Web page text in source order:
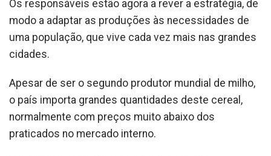
Os responsáveis estão agora a rever a estratégia, de
modo a adaptar as produções às necessidades de
uma população, que vive cada vez mais nas grandes
cidades.
Apesar de ser o segundo produtor mundial de milho,
o país importa grandes quantidades deste cereal,
normalmente com preços muito abaixo dos
praticados no mercado interno.